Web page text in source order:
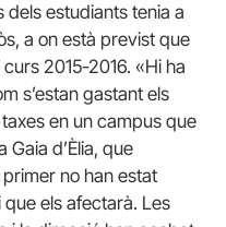
dels estudiants tenia a
a on està previst que
2015-2016. «Hi ha
s’estan gastant els
en un campus que
d’Èlia, que
no han estat
els afectarà. Les